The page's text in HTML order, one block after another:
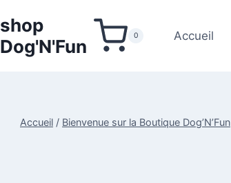
shop
Dog'N'Fun
0 Accueil
Accueil / Bienvenue sur la Boutique Dog’N’Fun